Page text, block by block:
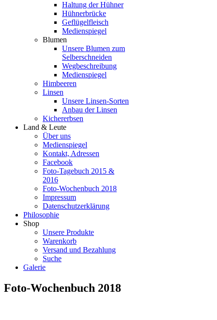
Haltung der Hühner
Hühnerbrücke
Geflügelfleisch
Medienspiegel
Blumen
Unsere Blumen zum
Selberschneiden
Wegbeschreibung
Medienspiegel
Himbeeren
Linsen
Unsere Linsen-Sorten
Anbau der Linsen
Kichererbsen
Land & Leute
Über uns
Medienspiegel
Kontakt, Adressen
Facebook
Foto-Tagebuch 2015 &
2016
Foto-Wochenbuch 2018
Impressum
Datenschutzerklärung
Philosophie
Shop
Unsere Produkte
Warenkorb
Versand und Bezahlung
Suche
Galerie
Foto-Wochenbuch 2018